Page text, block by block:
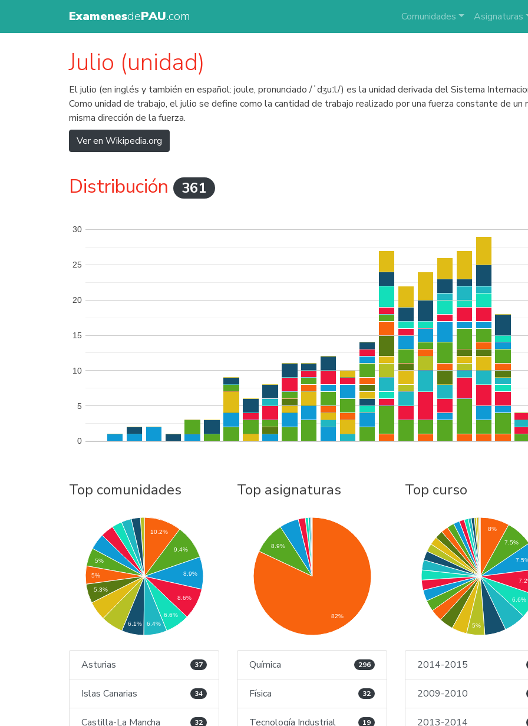
ExamenesdePAU.com Comunidades Asignaturas
Julio (unidad)
El julio (en inglés y también en español: joule, pronunciado /ˈdʒuːl/) es la unidad derivada del Sistema
Como unidad de trabajo, el julio se define como la cantidad de trabajo realizado por una fuerza constante de
misma dirección de la fuerza.
Ver en Wikipedia.org
Distribución 361
0
5
10
15
20
25
30
Top comunidades
10.2%
9.4%
8.9%
8.6%
6.6%
5%
5%
5.3%
6.1% 6.4%
Asturias 37
Islas Canarias 34
Castilla-La Mancha 32
Top asignaturas
8.9%
82%
Química 296
Física 32
Tecnología Industrial 19
Top curso
8%
7.5%
6.6%
5%
2014-2015
2009-2010
2013-2014